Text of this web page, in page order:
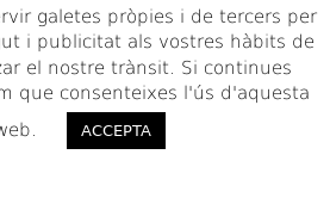
per reduir els comentaris
es processen les dades dels
galetes pròpies i de tercers per
i publicitat als vostres hàbits de
el nostre trànsit. Si continues
que consenteixes l'ús d'aquesta
ACCEPTA